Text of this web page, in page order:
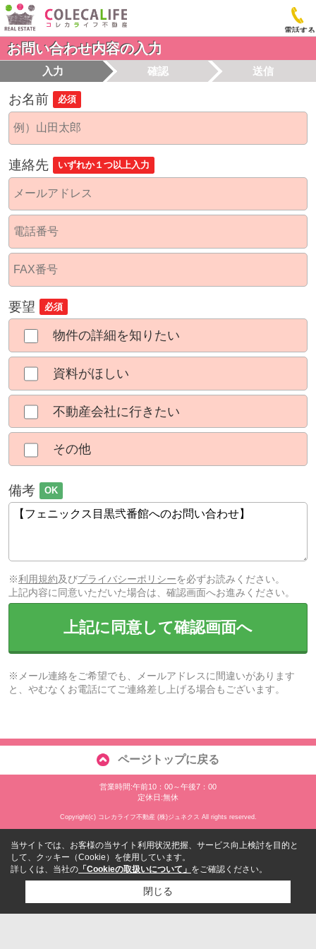
電話する
お問い合わせ内容の入力
入力 確認 送信
お名前 必須
連絡先 いずれか１つ以上入力
要望 必須
物件の詳細を知りたい
資料がほしい
不動産会社に行きたい
その他
備考 OK
※利用規約及びプライバシーポリシーを必ずお読みください。
上記内容に同意いただいた場合は、確認画面へお進みください。
上記に同意して確認画面へ
※メール連絡をご希望でも、メールアドレスに間違いがあります
と、やむなくお電話にてご連絡差し上げる場合もございます。
ページトップに戻る
営業時間:午前10：00～午後7：00
定休日:無休
Copyright(c) コレカライフ不動産 (株)ジュネクス All rights reserved.
当サイトでは、お客様の当サイト利用状況把握、サービス向上検討を目的と
して、クッキー（Cookie）を使用しています。
詳しくは、当社の 「Cookieの取扱いについて」 をご確認ください。
閉じる